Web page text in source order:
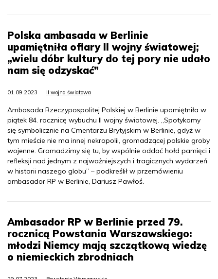
Polska ambasada w Berlinie
upamiętniła ofiary II wojny światowej;
„wielu dóbr kultury do tej pory nie udało
nam się odzyskać”
01.09.2023 II wojna światowa
Ambasada Rzeczypospolitej Polskiej w Berlinie upamiętniła w
piątek 84. rocznicę wybuchu II wojny światowej. „Spotykamy
się symbolicznie na Cmentarzu Brytyjskim w Berlinie, gdyż w
tym mieście nie ma innej nekropolii, gromadzącej polskie groby
wojenne. Gromadzimy się tu, by wspólnie oddać hołd pamięci i
refleksji nad jednym z najważniejszych i tragicznych wydarzeń
w historii naszego globu” – podkreślił w przemówieniu
ambasador RP w Berlinie, Dariusz Pawłoś.
Ambasador RP w Berlinie przed 79.
rocznicą Powstania Warszawskiego:
młodzi Niemcy mają szczątkową wiedzę
o niemieckich zbrodniach